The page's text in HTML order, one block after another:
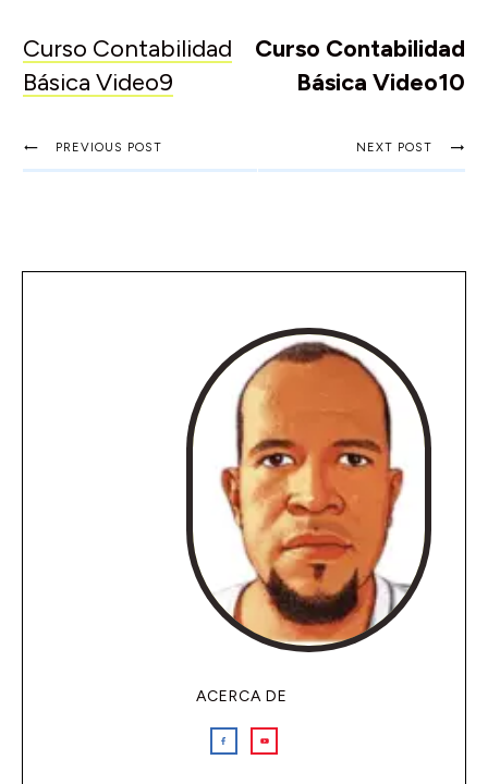
Curso Contabilidad
Básica Video9
Curso Contabilidad
Básica Video10
PREVIOUS POST NEXT POST
ACERCA DE